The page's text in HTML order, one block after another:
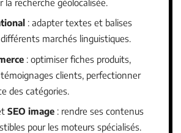
: adapter textes et balises
marchés linguistiques.
: optimiser fiches produits,
témoignages clients, perfectionner
des catégories.
SEO image : rendre ses contenus
pour les moteurs spécialisés.